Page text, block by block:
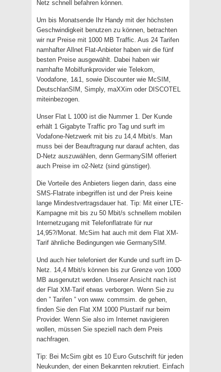
Netz schnell befahren können.
Um bis Monatsende Ihr Handy mit der höchsten
Geschwindigkeit benutzen zu können, betrachten
wir nur Preise mit 1000 MB Traffic. Aus 24 Tarifen
namhafter Allnet Flat-Anbieter haben wir die fünf
besten Preise ausgewählt. Dabei haben wir
namhafte Mobilfunkprovider wie Telekom,
Voodafone, 1&1, sowie Discounter wie McSIM,
DeutschlanSIM, Simply, maXXim oder DISCOTEL
miteinbezogen.
Unser Flat L 1000 ist die Nummer 1. Der Kunde
erhält 1 Gigabyte Traffic pro Tag und surft im
Vodafone-Netzwerk mit bis zu 14,4 Mbit/s. Man
muss bei der Beauftragung nur darauf achten, das
D-Netz auszuwählen, denn GermanySIM offeriert
auch Preise im o2-Netz (sind günstiger).
Die Vorteile des Anbieters liegen darin, dass eine
SMS-Flatrate inbegriffen ist und der Preis keine
lange Mindestvertragsdauer hat. Tip: Mit einer LTE-
Kampagne mit bis zu 50 Mbit/s schnellem mobilen
Internetzugang mit Telefonflatrate für nur
14,95?/Monat. McSim hat auch mit dem Flat XM-
Tarif ähnliche Bedingungen wie GermanySIM.
Und auch hier telefoniert der Kunde und surft im D-
Netz. 14,4 Mbit/s können bis zur Grenze von 1000
MB ausgenutzt werden. Unserer Ansicht nach ist
der Flat XM-Tarif etwas verborgen. Wenn Sie zu
den ” Tarifen ” von www. commsim. de gehen,
finden Sie den Flat XM 1000 Plustarif nur beim
Provider. Wenn Sie also im Internet navigieren
wollen, müssen Sie speziell nach dem Preis
nachfragen.
Tip: Bei McSim gibt es 10 Euro Gutschrift für jeden
Neukunden, der einen Bekannten rekrutiert. Einfach